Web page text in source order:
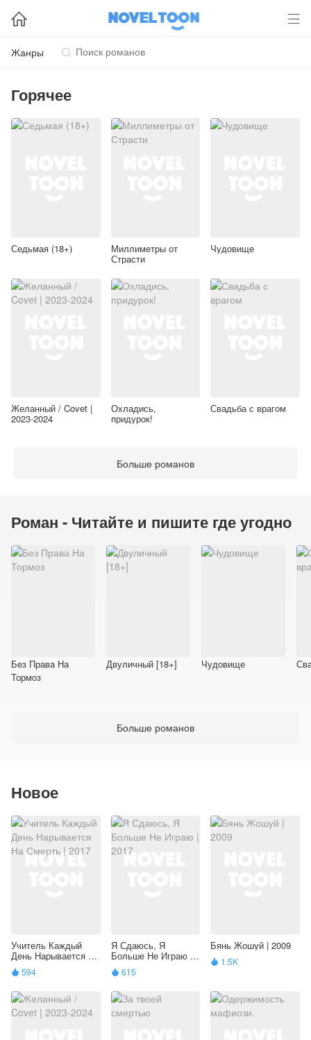
 
Жанры 
Горячее
Седьмая (18+) Миллиметры от
Страсти
Чудовище
Желанный / Covet |
2023-2024
Охладись,
придурок!
Свадьба с врагом
Больше романов
Роман - Читайте и пишите где угодно
Без Права На
Тормоз
Двуличный [18+] Чудовище
Больше романов
Новое
Учитель Каждый
День Нарывается На
Смерть | 2017
 594
Я Сдаюсь, Я
Больше Не Играю |
2017
 615
Бянь Жошуй | 2009
 1.5K